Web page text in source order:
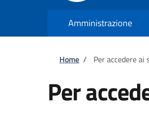
Amministrazione
Briciole di
Home / Per accedere
Per